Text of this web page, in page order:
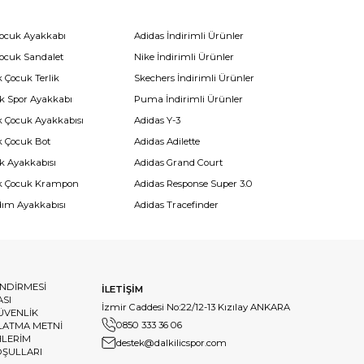
Ayakkabı
Sandalet
Çocuk Terlik
Spor Ayakkabı
Çocuk Ayakkabısı
Çocuk Bot
Ayakkabısı
Çocuk Krampon
Ayakkabısı
Adidas İndirimli Ürünler
Nike İndirimli Ürünler
Skechers İndirimli Ürünler
Puma İndirimli Ürünler
Adidas Y-3
Adidas Adilette
Adidas Grand Court
Adidas Response Super 3.0
Adidas Tracefinder
METNİ
İLETİŞİM
İzmir Caddesi No:22/12-13 Kızılay ANKARA
0850 333 36 06
destek@dalkilicspor.com